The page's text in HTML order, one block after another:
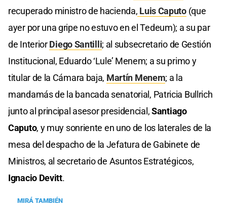
recuperado ministro de hacienda, Luis Caputo(que
ayer por una gripe no estuvo en el Tedeum); a su par
de InteriorDiego Santilli; al subsecretario de Gestión
Institucional, Eduardo ‘Lule’ Menem; a su primo y
titular de la Cámara baja, Martín Menem; a la
mandamás de la bancada senatorial, Patricia Bullrich
junto al principal asesor presidencial,Santiago
Caputo, y muy sonriente en uno de los laterales de la
mesa del despacho de la Jefatura de Gabinete de
Ministros, al secretario de Asuntos Estratégicos,
Ignacio Devitt.
MIRÁ TAMBIÉN